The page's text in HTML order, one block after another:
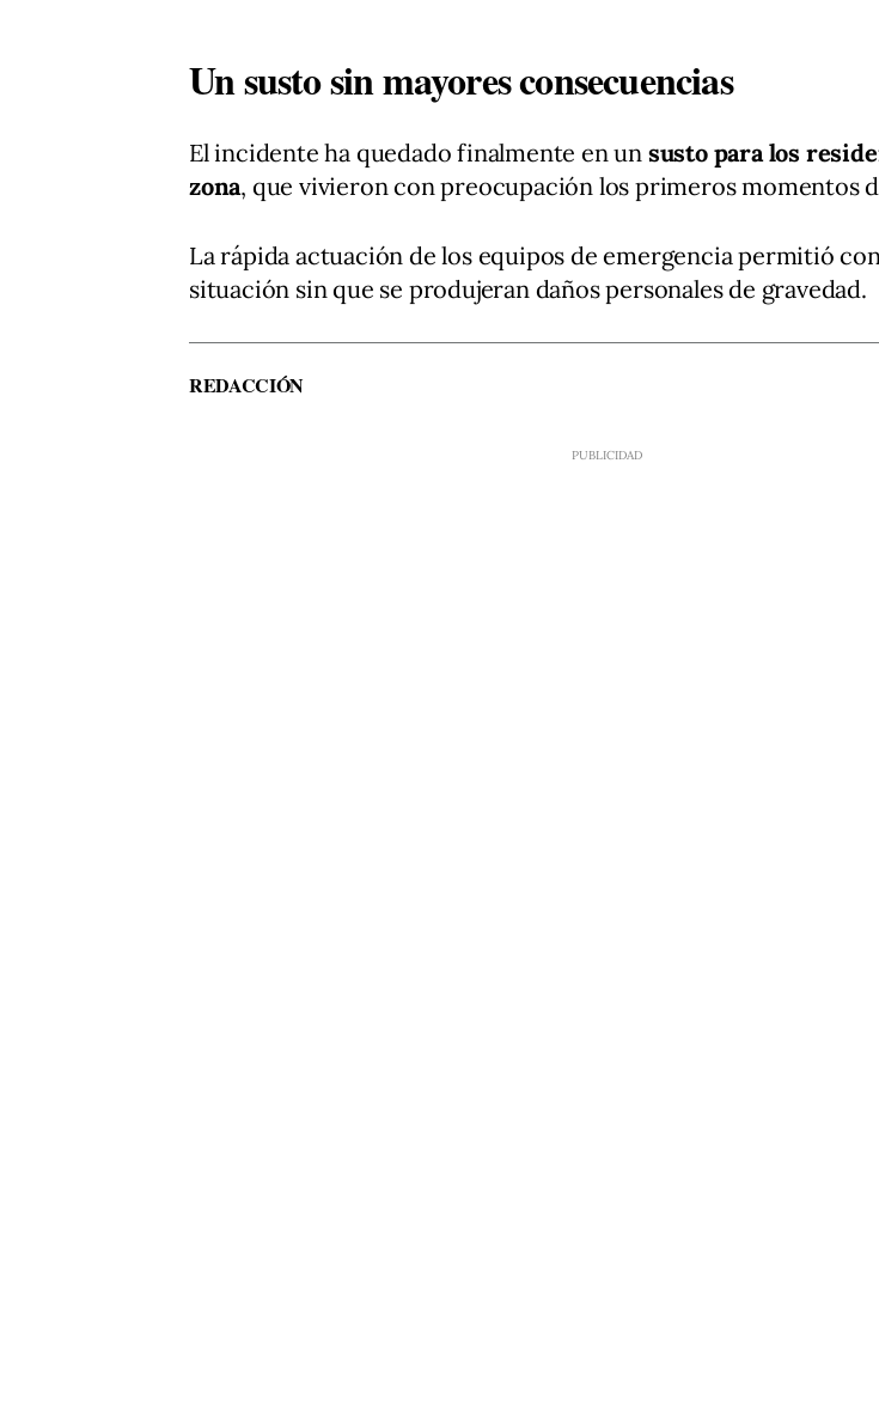
Un susto sin mayores consecuencias
El incidente ha quedado finalmente en un susto para los
zona, que vivieron con preocupación los primeros momentos
La rápida actuación de los equipos de emergencia permitió
situación sin que se produjeran daños personales de gravedad.
REDACCIÓN